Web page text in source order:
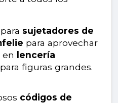
sujetadores de
para aprovechar
en lencería
figuras grandes.
códigos de